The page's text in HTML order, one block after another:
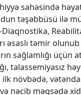
sahəsində
təşəbbüsü ilə
əsaslı təmir
sağlamlığı üçün
talassemiyasız
növbədə,
nəcib məqsədə